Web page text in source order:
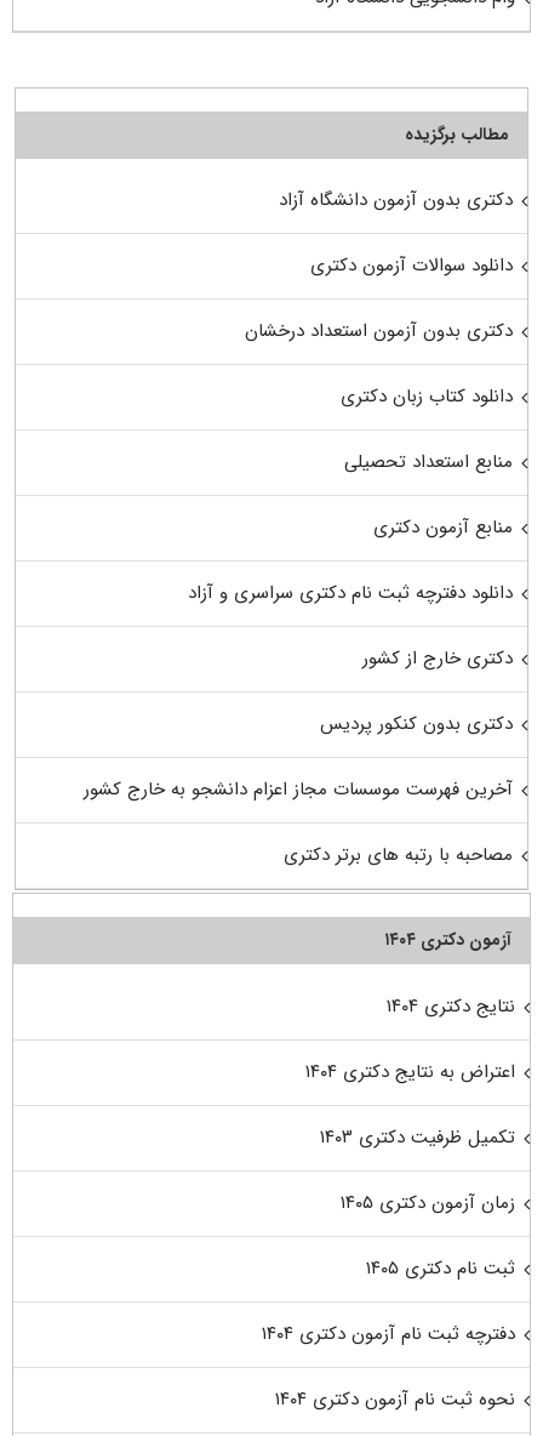
مطالب برگزیده
دکتری بدون آزمون دانشگاه آزاد
دانلود سوالات آزمون دکتری
دکتری بدون آزمون استعداد درخشان
دانلود کتاب زبان دکتری
منابع استعداد تحصیلی
منابع آزمون دکتری
دانلود دفترچه ثبت نام دکتری سراسری و آزاد
دکتری خارج از کشور
دکتری بدون کنکور پردیس
آخرین فهرست موسسات مجاز اعزام دانشجو به خارج کشور
مصاحبه با رتبه های برتر دکتری
آزمون دکتری ۱۴۰۴
نتایج دکتری ۱۴۰۴
اعتراض به نتایج دکتری ۱۴۰۴
تکمیل ظرفیت دکتری ۱۴۰۳
زمان آزمون دکتری ۱۴۰۵
ثبت نام دکتری ۱۴۰۵
دفترچه ثبت نام آزمون دکتری ۱۴۰۴
نحوه ثبت نام آزمون دکتری ۱۴۰۴